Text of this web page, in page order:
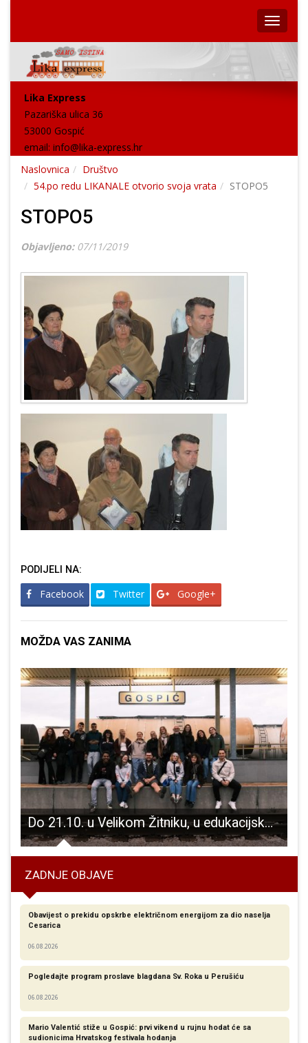
Lika Express
Pazariška ulica 36
53000 Gospić
email: info@lika-express.hr
Naslovnica
Društvo
54.po redu LIKANALE otvorio svoja vrata
STOPO5
STOPO5
Objavljeno: 07/11/2019
PODIJELI NA:
Facebook Twitter Google+
MOŽDA VAS ZANIMA
Do 21.10. u Velikom Žitniku, u edukacijskom centru Outward Bound održava se 2-tjedni međunarodni volonterski kamp.
ZADNJE OBJAVE
Obavijest o prekidu opskrbe električnom energijom za dio naselja
Cesarica
06.08.2026
Pogledajte program proslave blagdana Sv. Roka u Perušiću
06.08.2026
Mario Valentić stiže u Gospić: prvi vikend u rujnu hodat će sa
sudionicima Hrvatskog festivala hodanja